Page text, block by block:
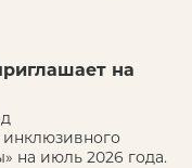
на
на июль 2026 года.